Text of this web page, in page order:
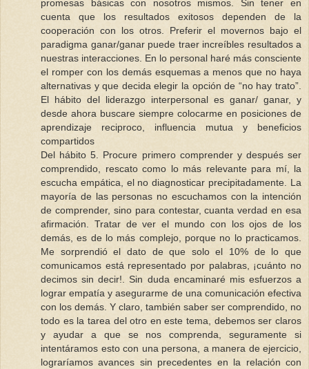
promesas básicas con nosotros mismos. Sin tener en
cuenta que los resultados exitosos dependen de la
cooperación con los otros. Preferir el movernos bajo el
paradigma ganar/ganar puede traer increíbles resultados a
nuestras interacciones. En lo personal haré más consciente
el romper con los demás esquemas a menos que no haya
alternativas y que decida elegir la opción de “no hay trato”.
El hábito del liderazgo interpersonal es ganar/ ganar, y
desde ahora buscare siempre colocarme en posiciones de
aprendizaje reciproco, influencia mutua y beneficios
compartidos
Del hábito 5. Procure primero comprender y después ser
comprendido, rescato como lo más relevante para mí, la
escucha empática, el no diagnosticar precipitadamente. La
mayoría de las personas no escuchamos con la intención
de comprender, sino para contestar, cuanta verdad en esa
afirmación. Tratar de ver el mundo con los ojos de los
demás, es de lo más complejo, porque no lo practicamos.
Me sorprendió el dato de que solo el 10% de lo que
comunicamos está representado por palabras, ¡cuánto no
decimos sin decir!. Sin duda encaminaré mis esfuerzos a
lograr empatía y asegurarme de una comunicación efectiva
con los demás. Y claro, también saber ser comprendido, no
todo es la tarea del otro en este tema, debemos ser claros
y ayudar a que se nos comprenda, seguramente si
intentáramos esto con una persona, a manera de ejercicio,
lograríamos avances sin precedentes en la relación con